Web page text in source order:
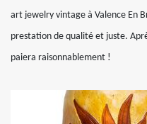
art jewelry vintage à Valence En
prestation de qualité et juste.
paiera raisonnablement !